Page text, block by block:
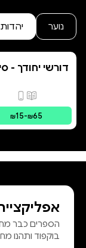
נוער יהדות
דורשי יחודך -
פורמטים
₪15-₪65
הספרים כבר
בוקפוד ותהנו